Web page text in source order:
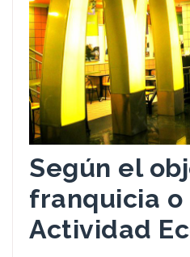
Según el
franquicia o
Actividad